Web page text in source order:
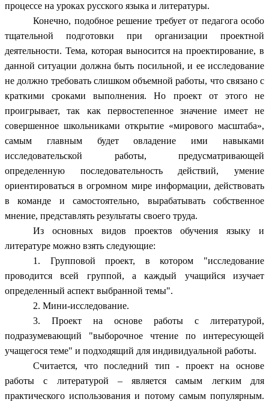
процессе на уроках русского языка и литературы.
Конечно, подобное решение требует от педагога особо
тщательной подготовки при организации проектной
деятельности. Тема, которая выносится на проектирование, в
данной ситуации должна быть посильной, и ее исследование
не должно требовать слишком объемной работы, что связано с
краткими сроками выполнения. Но проект от этого не
проигрывает, так как первостепенное значение имеет не
совершенное школьниками открытие «мирового масштаба»,
самым главным будет овладение ими навыками
исследовательской работы, предусматривающей
определенную последовательность действий, умение
ориентироваться в огромном мире информации, действовать
в команде и самостоятельно, вырабатывать собственное
мнение, представлять результаты своего труда.
Из основных видов проектов обучения языку и
литературе можно взять следующие:
1. Групповой проект, в котором "исследование
проводится всей группой, а каждый учащийся изучает
определенный аспект выбранной темы".
2. Мини-исследование.
3. Проект на основе работы с литературой,
подразумевающий "выборочное чтение по интересующей
учащегося теме" и подходящий для индивидуальной работы.
Считается, что последний тип - проект на основе
работы с литературой – является самым легким для
практического использования и потому самым популярным.